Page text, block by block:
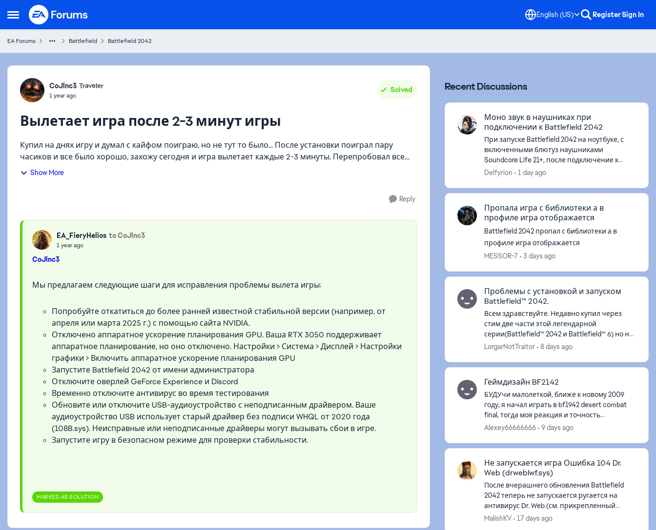
Open Side Menu
Skip to content English (US) RegisterSign In
EA Forums Battlefield Battlefield 2042
Forum Discussion
CoJlnc3 Traveler
1 year ago
Solved
Вылетает игра после 2-3 минут игры
Купил на днях игру и думал с кайфом поиграю, но не тут то было... После установки поиграл пару
часиков и все было хорошо, захожу сегодня и игра вылетает каждые 2-3 минуты. Перепробовал все
методы: о...
Show More
Reply
EA_FieryHelios to CoJlnc3
1 year ago
CoJlnc3
Мы предлагаем следующие шаги для исправления проблемы вылета игры:
Попробуйте откатиться до более ранней известной стабильной версии (например, от
апреля или марта 2025 г.) с помощью сайта NVIDIA.
Отключено аппаратное ускорение планирования GPU. Ваша RTX 3050 поддерживает
аппаратное планирование, но оно отключено. Настройки > Система > Дисплей > Настройки
графики > Включить аппаратное ускорение планирования GPU
Запустите Battlefield 2042 от имени администратора
Отключите оверлей GeForce Experience и Discord
Временно отключите антивирус во время тестирования
Обновите или отключите USB-аудиоустройство с неподписанным драйвером. Ваше
аудиоустройство USB использует старый драйвер без подписи WHQL от 2020 года
(108B.sys). Неисправные или неподписанные драйверы могут вызывать сбои в игре.
Запустите игру в безопасном режиме для проверки стабильности.
MARKED AS SOLUTION
Recent Discussions
Моно звук в наушниках при
подключении к Battlefield 2042
При запуске Battlefield 2042 на ноутбуке, с
включенными блютуз наушниками
Soundcore Life 21+, после подключение к
сетевым службам звук вместо стерео
стоит ...
Delfyrion 1 day ago
Пропала игра с библиотеки а в
профиле игра отображается
Battlefield 2042 пропал с библиотеки а в
профиле игра отображается
MESSOR-7
3 days ago
Проблемы с установкой и запуском
Battlefield™ 2042.
Всем здравствуйте. Недавно купил через
стим две части этой легендарной
серии(Battlefield™ 2042 и Battlefield™ 6) но не
могу поиграть. После скачивания во время
LorgarNotTraitor 8 days ago
Геймдизайн BF2142
БУДУчи малолеткой, ближе к новому 2009
году, я начал играть в bf1942 desert combat
final, тогда моя реакция и точность
попадания бомбами самолётов была
нынче ...
Alexey66666666 9 days ago
Не запускается игра Ошибка 104 Dr.
Web (drweblwf.sys)
После вчерашнего обновления Battlefield
2042 теперь не запускается ругается на
антивирус Dr. Web (см. прикрепленный
скрин). Попробовал разные решения
MalishKV 17 days ago